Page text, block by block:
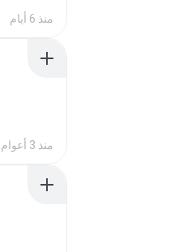
منذ 6 أيام
منذ 3 أعوام